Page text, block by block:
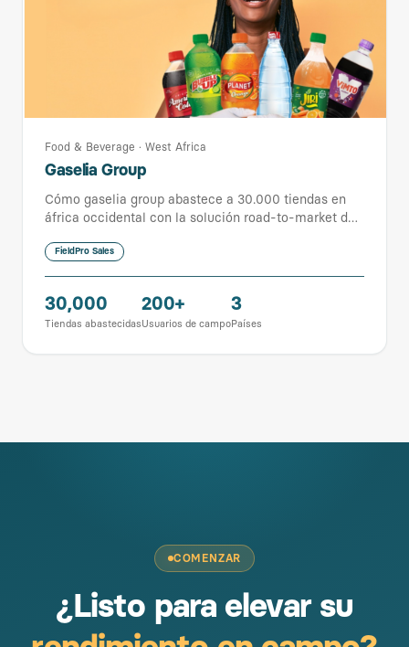
Food & Beverage · West Africa
Gaselia Group
Cómo gaselia group abastece a 30.000 tiendas en
áfrica occidental con la solución road-to-market de
FieldPro Sales
30,000
Tiendas abastecidas
200+
Usuarios de campo
3
Países
COMENZAR
¿Listo para elevar su